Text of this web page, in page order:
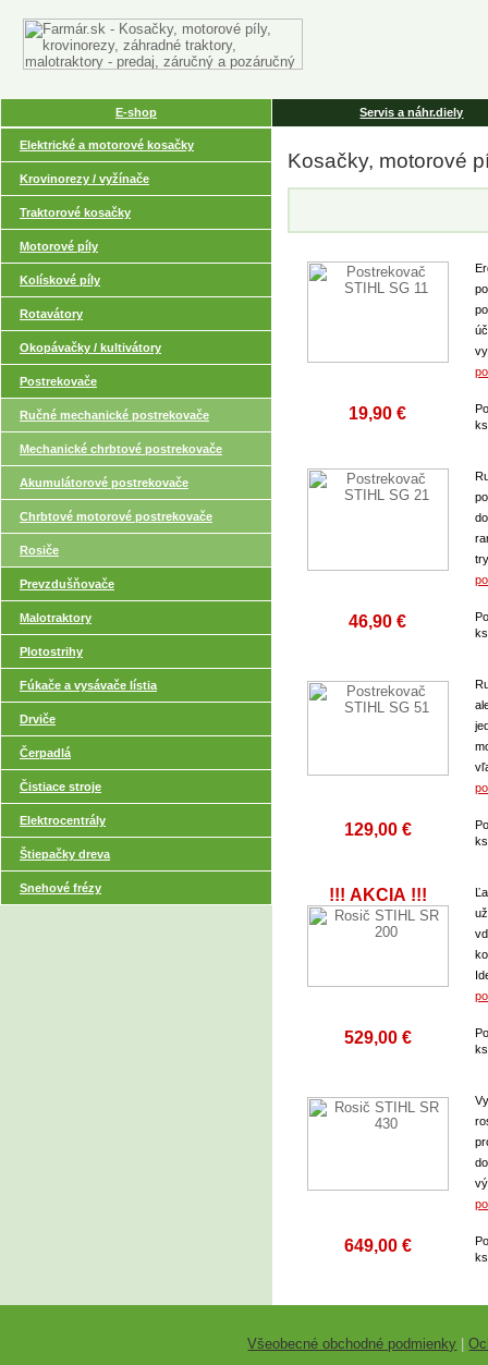
E-shop Servis a náhr.diely
Elektrické a motorové kosačky
Krovinorezy / vyžínače
Traktorové kosačky
Motorové píly
Kolískové píly
Rotavátory
Okopávačky / kultivátory
Postrekovače
Ručné mechanické postrekovače
Mechanické chrbtové postrekovače
Akumulátorové postrekovače
Chrbtové motorové postrekovače
Rosiče
Prevzdušňovače
Malotraktory
Plotostrihy
Fúkače a vysávače lístia
Drviče
Čerpadlá
Čistiace stroje
Elektrocentrály
Štiepačky dreva
Snehové frézy
Kosačky, motorové
19,90 €
46,90 €
129,00 €
!!! AKCIA !!!
529,00 €
649,00 €
Všeobecné obchodné podmienky |